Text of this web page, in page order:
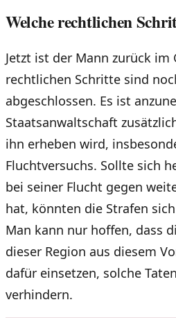
Welche rechtlichen
Jetzt ist der Mann zurück im
rechtlichen Schritte sind
abgeschlossen. Es ist
Staatsanwaltschaft
ihn erheben wird,
Fluchtversuchs. Sollte sich
bei seiner Flucht gegen
hat, könnten die Strafen
Man kann nur hoffen, dass
dieser Region aus diesem
dafür einsetzen, solche
verhindern.